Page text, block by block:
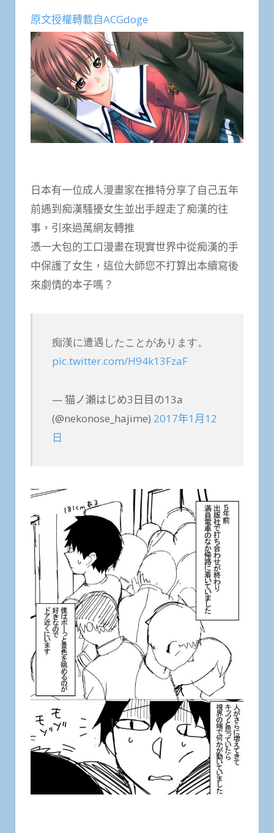
原文授權轉載自ACGdoge
日本有一位成人漫畫家在推特分享了自己五年
前遇到痴漢騷擾女生並出手趕走了痴漢的往
事，引來過萬網友轉推
憑一大包的工口漫畫在現實世界中從痴漢的手
中保護了女生，這位大師您不打算出本續寫後
來劇情的本子嗎？
痴漢に遭遇したことがあります。
pic.twitter.com/H94k13FzaF
— 猫ノ瀬はじめ3日目の13a
(@nekonose_hajime) 2017年1月12
日